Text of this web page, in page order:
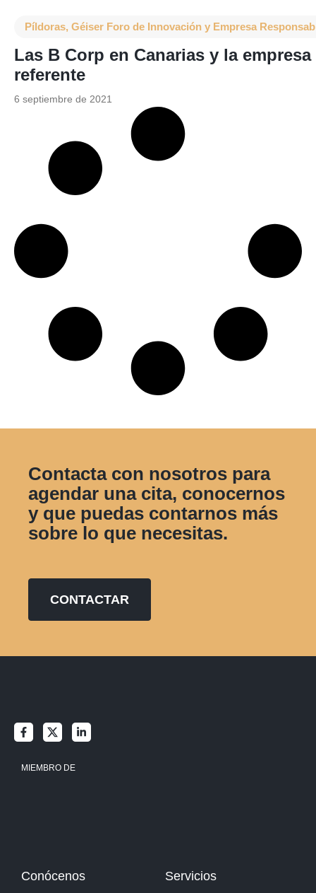
Píldoras, Géiser Foro de Innovación y Empresa
Las B Corp en Canarias y la
referente
6 septiembre de 2021
Contacta con nosotros para
agendar una cita, conocernos
y que puedas contarnos más
sobre lo que necesitas.
CONTACTAR
MIEMBRO DE
Conócenos Servicios